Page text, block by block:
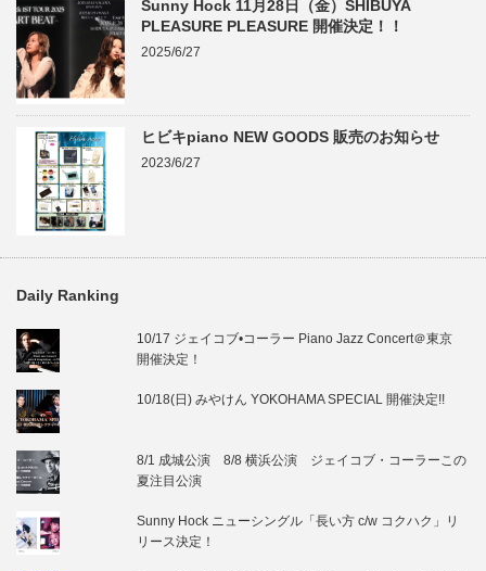
Sunny Hock 11月28日（金）SHIBUYA
PLEASURE PLEASURE 開催決定！！
2025/6/27
ヒビキpiano NEW GOODS 販売のお知らせ
2023/6/27
Daily Ranking
10/17 ジェイコブ•コーラー Piano Jazz Concert＠東京
開催決定！
10/18(日) みやけん YOKOHAMA SPECIAL 開催決定!!
8/1 成城公演 8/8 横浜公演 ジェイコブ・コーラーこの
夏注目公演
Sunny Hock ニューシングル「長い方 c/w コクハク」リ
リース決定！